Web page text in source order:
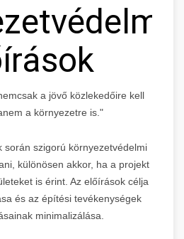
a jövő közlekedőire kell
a környezetre is."
során szigorú környezetvédelmi
különösen akkor, ha a projekt
is érint. Az előírások célja
és az építési tevékenységek
minimalizálása.